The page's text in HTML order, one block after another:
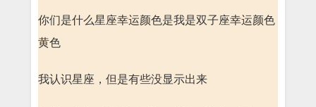
你们是什么星座幸运颜色是我是双子座幸运颜色
黄色
我认识星座，但是有些没显示出来